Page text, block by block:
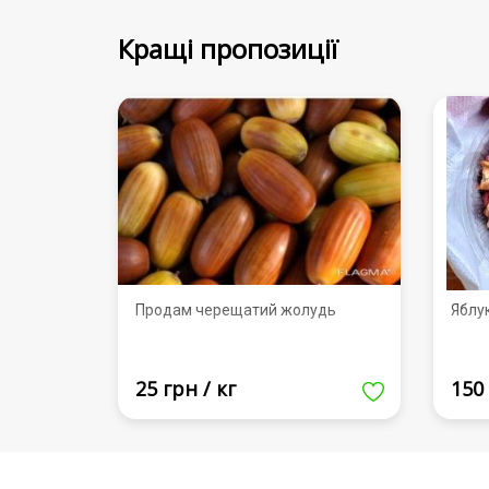
Кращі пропозиції
Продам черещатий жолудь
25 грн / кг